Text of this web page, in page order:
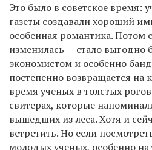
Это было в советское время:
газеты создавали хороший
особенная романтика. Потом
изменилась — стало выгодно
экономистом и особенно
постепенно возвращается на
время ученых в толстых
свитерах, которые
вышедших из леса. Хотя и
встретить. Но если
молодых ученых, особенно на